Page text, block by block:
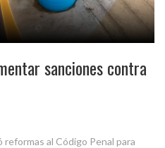
sanciones contra
al Código Penal para